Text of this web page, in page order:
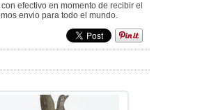
efectivo en momento de recibir el
envio para todo el mundo.